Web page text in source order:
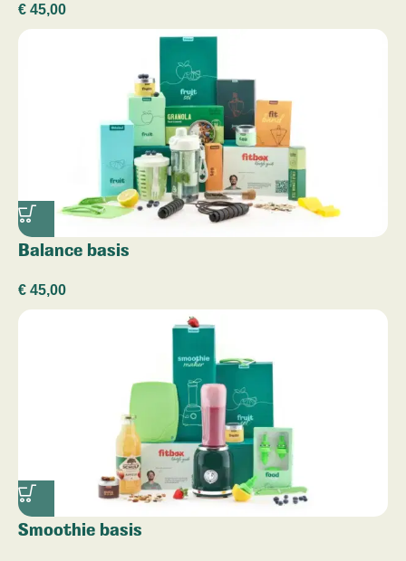
€ 45,00
Balance basis
€ 45,00
Smoothie basis